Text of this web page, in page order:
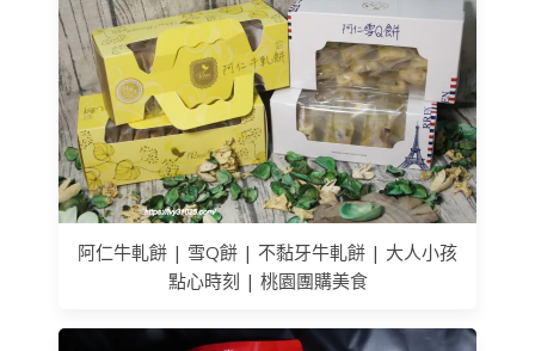
阿仁牛軋餅 | 雪Q餅 | 不黏牙牛軋餅 | 大人小孩
點心時刻 | 桃園團購美食